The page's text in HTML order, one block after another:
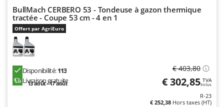
BullMach CERBERO 53 - Tondeuse à gazon thermique
tractée - Coupe 53 cm - 4 en 1
Offert par AgriEuro
Disponibilité:113
Livraison gratuite
13 août - 17 août
€ 403,80
€ 302,85 TVA
Inclus
R-23
€ 252,38 Hors taxes (HT)